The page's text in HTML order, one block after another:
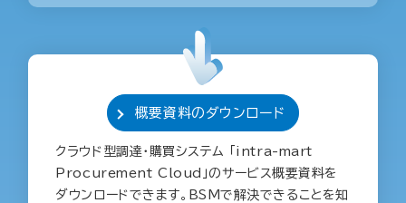
概要資料のダウンロード
クラウド型調達・購買システム 「intra-mart
Procurement Cloud」のサービス概要資料を
ダウンロードできます。BSMで解決できることを知